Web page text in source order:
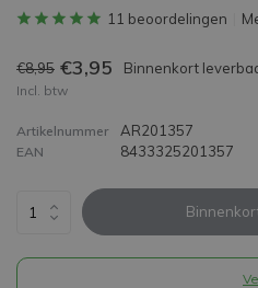
11 beoordelingen
€8,95 €3,95 Binnenkort
Incl. btw
Artikelnummer AR201357
EAN 8433325201357